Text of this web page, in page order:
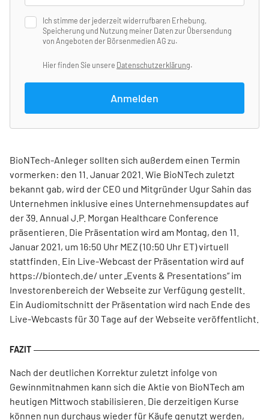
Ich stimme der jederzeit widerrufbaren Erhebung,
Speicherung und Nutzung meiner Daten zur Übersendung
von Angeboten der Börsenmedien AG zu.
Hier finden Sie unsere Datenschutzerklärung.
Anmelden
BioNTech-Anleger sollten sich außerdem einen Termin
vormerken: den 11. Januar 2021. Wie BioNTech zuletzt
bekannt gab, wird der CEO und Mitgründer Ugur Sahin das
Unternehmen inklusive eines Unternehmensupdates auf
der 39. Annual J.P. Morgan Healthcare Conference
präsentieren. Die Präsentation wird am Montag, den 11.
Januar 2021, um 16:50 Uhr MEZ (10:50 Uhr ET) virtuell
stattfinden. Ein Live-Webcast der Präsentation wird auf
https://biontech.de/ unter „Events & Presentations“ im
Investorenbereich der Webseite zur Verfügung gestellt.
Ein Audiomitschnitt der Präsentation wird nach Ende des
Live-Webcasts für 30 Tage auf der Webseite veröffentlicht.
Nach der deutlichen Korrektur zuletzt infolge von
Gewinnmitnahmen kann sich die Aktie von BioNTech am
heutigen Mittwoch stabilisieren. Die derzeitigen Kurse
können nun durchaus wieder für Käufe genutzt werden,